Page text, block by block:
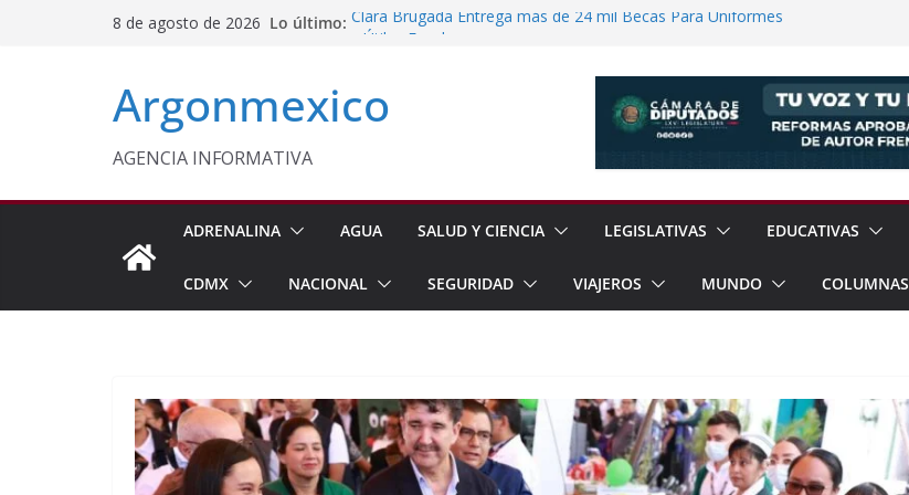
8 de agosto de 2026 Lo último: Clara Brugada Entrega más de 24 mil Becas Para Uniformes
Chimalhuacán
Sheinbaum Entrega Pensión Mujeres Bienestar a
y Perú
Argonmexico
AGENCIA INFORMATIVA
ADRENALINA AGUA SALUD Y CIENCIA LEGISLATIVAS EDUCATIVAS
CDMX NACIONAL SEGURIDAD VIAJEROS MUNDO COLUMNAS